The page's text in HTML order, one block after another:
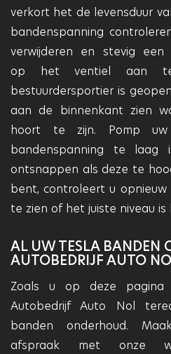
verkort het de levensduur
bandenspanning
verwijderen en stevig een
op het ventiel aan
bestuurdersportier is
aan de binnenkant zien
hoort te zijn. Pomp
bandenspanning te
ontsnappen als deze te
bent, controleert u
te zien of het juiste niveau is
AL UW TESLA BANDEN
AUTOBEDRIJF AUTO
Zoals u op deze
Autobedrijf Auto Nol
banden onderhoud.
afspraak met onze